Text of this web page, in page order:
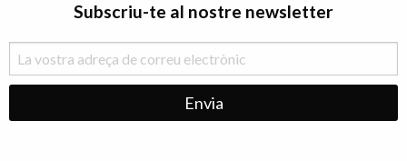
Subscriu-te al nostre newsletter